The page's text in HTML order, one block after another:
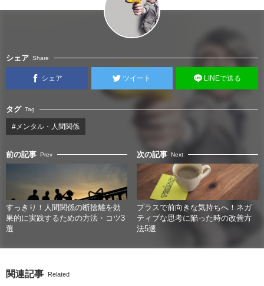
シェア Share
シェア ツイート LINEで送る
タグ Tag
#メンタル・人間関係
前の記事 Prev
すっきり！人間関係の断捨離を効
果的に実践するための方法・コツ3
選
次の記事 Next
プラスで前向きな気持ちへ！ネガ
ティブな思考に陥った時の改善方
法5選
関連記事 Related